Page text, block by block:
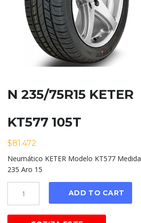
N 235/75R15 KETER
KT577 105T
$81.472
Neumático KETER Modelo KT577 Medida
235 Aro 15
ADD TO CART